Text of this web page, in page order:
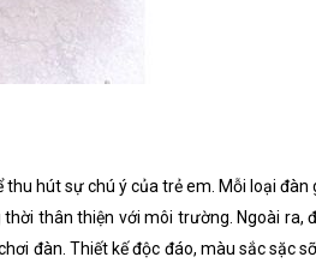
hút sự chú ý của trẻ em. Mỗi loại đàn
thân thiện với môi trường. Ngoài ra,
đàn. Thiết kế độc đáo, màu sắc sặc